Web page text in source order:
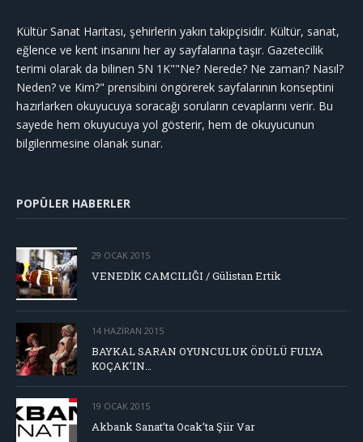
Kültür Sanat Haritası, şehirlerin yakın takipçisidir. Kültür, sanat,
eğlence ve kent insanını her ay sayfalarına taşır. Gazetecilik
terimi olarak da bilinen 5N 1K""Ne? Nerede? Ne zaman? Nasıl?
Neden? ve Kim?" prensibini öngörerek sayfalarının konseptini
hazırlarken okuyucuya soracağı soruların cevaplarını verir. Bu
sayede hem okuyucuya yol gösterir, hem de okuyucunun
bilgilenmesine olanak sunar.
POPÜLER HABERLER
29 OCAK 2015
VENEDİK CAMCILIĞI / Gülistan Ertik
14 HAZIRAN 2015
BAYKAL SARAN OYUNCULUK ÖDÜLÜ FULYA
KOÇAK’IN…
19 OCAK 2015
Akbank Sanat’ta Ocak’ta Şiir Var